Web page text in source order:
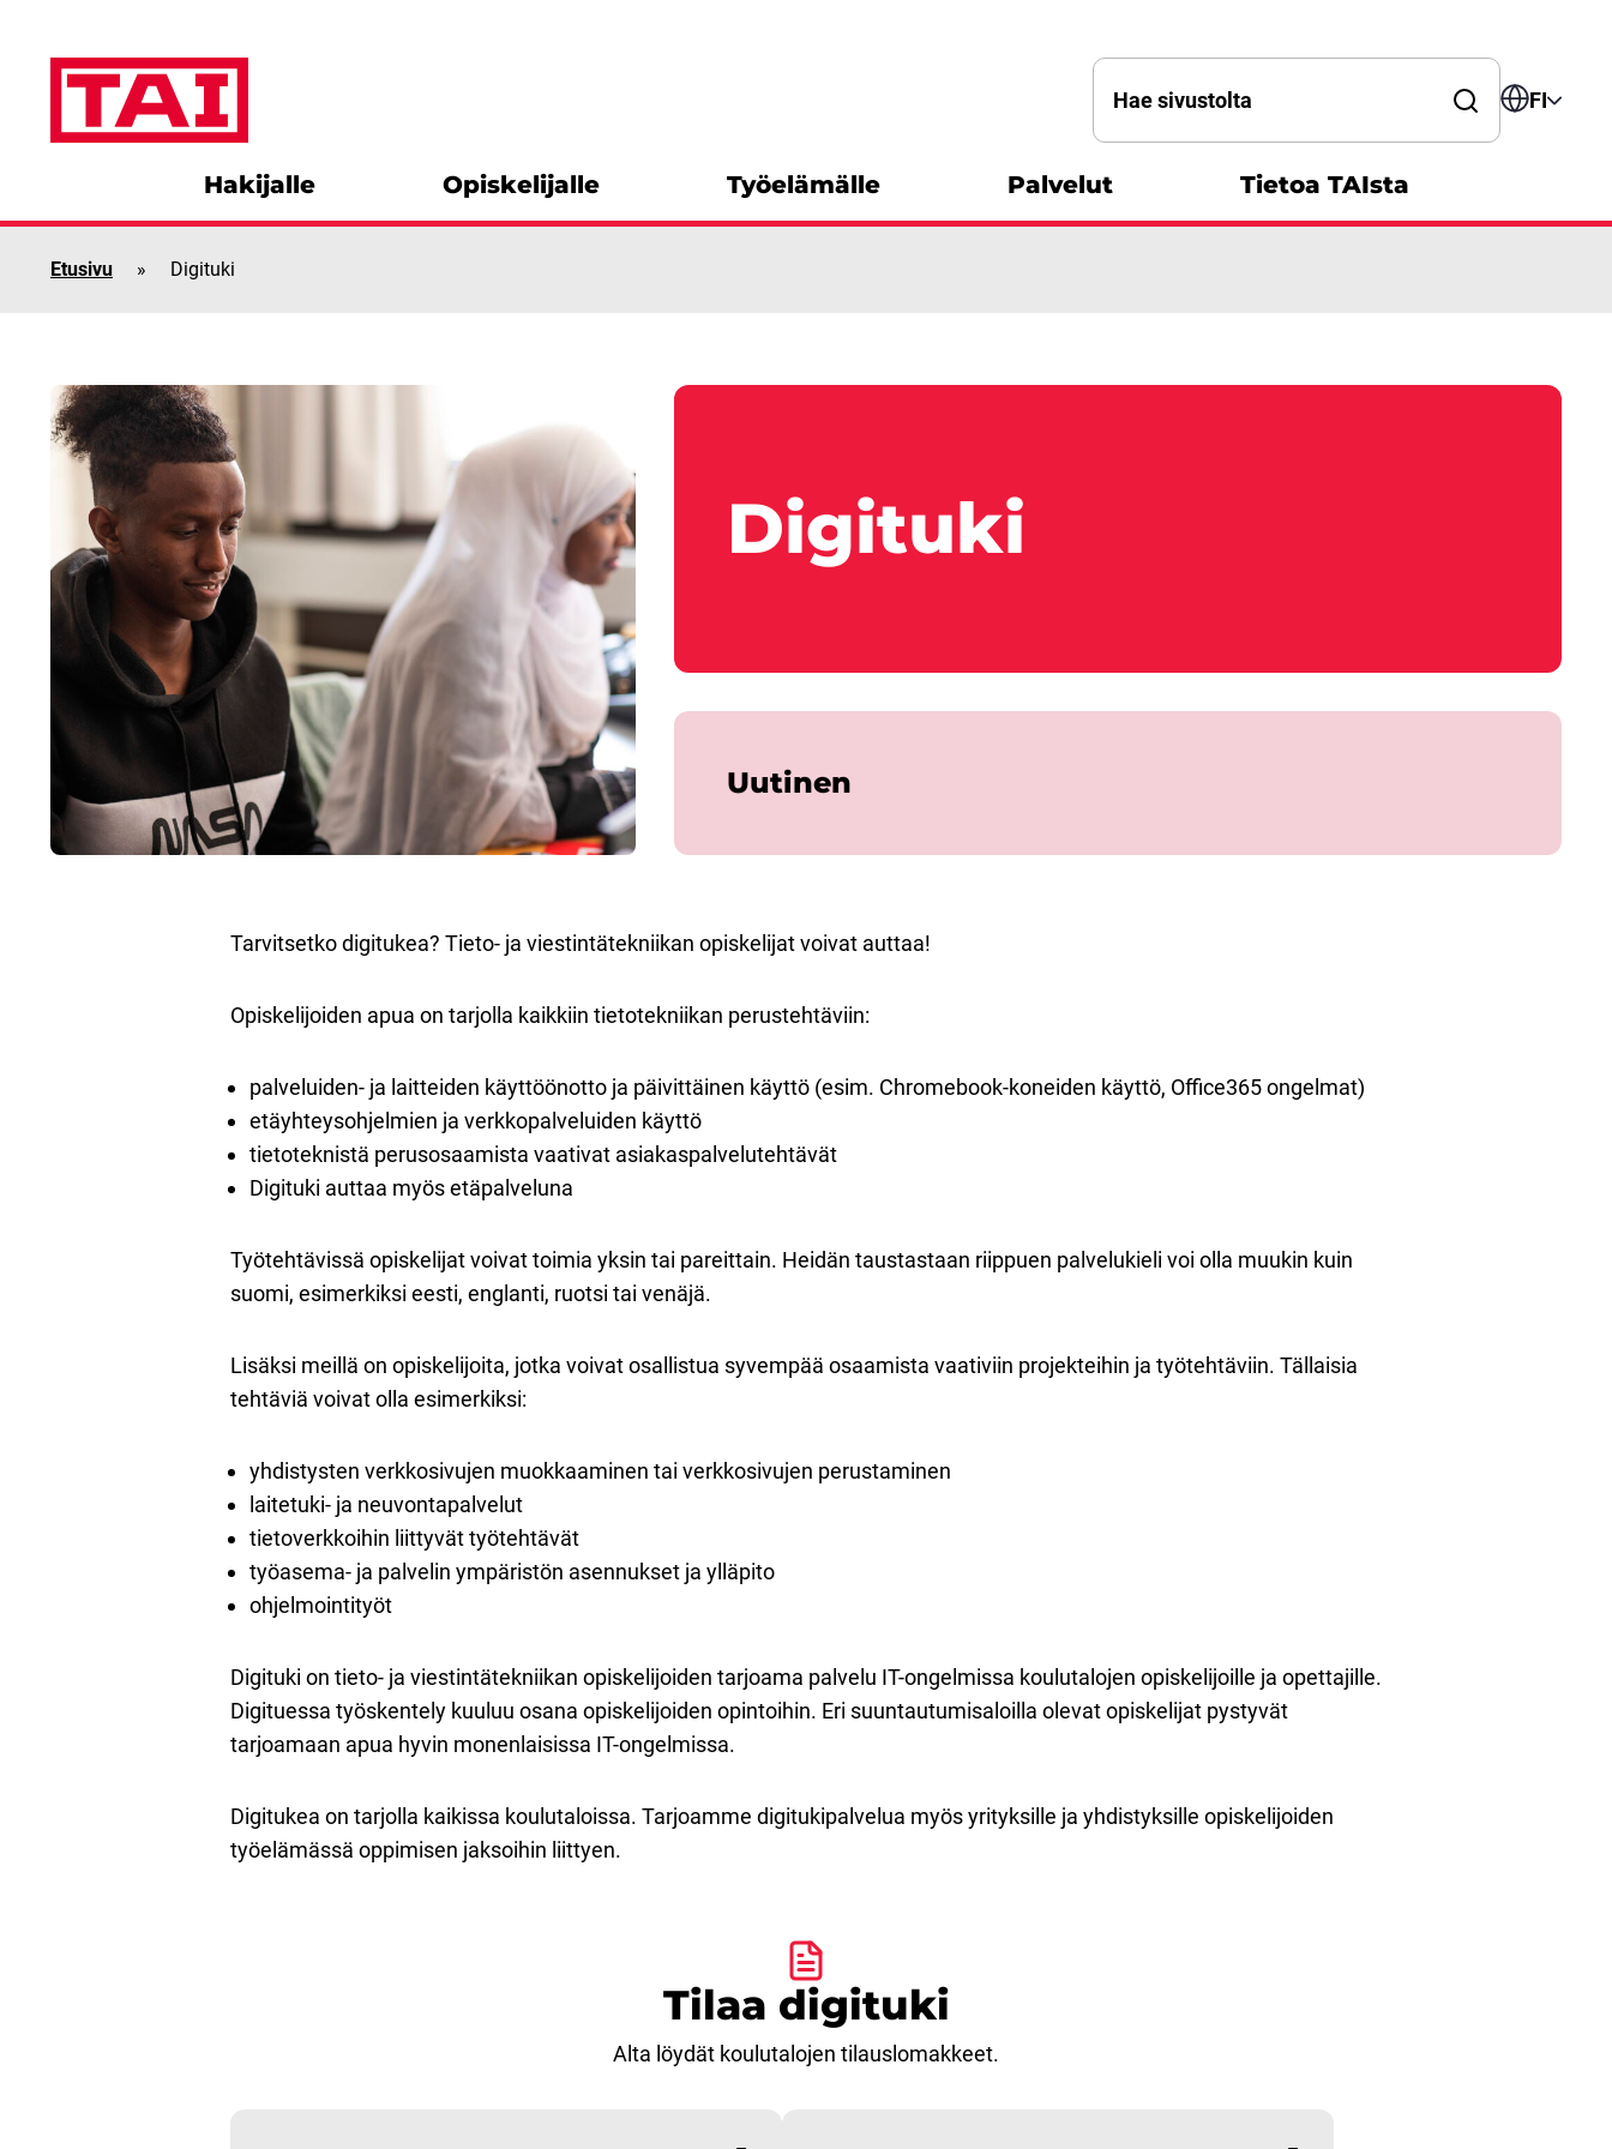
Hae sanalla
FI
Hakijalle Opiskelijalle Työelämälle Palvelut Tietoa TAIsta
Etusivu » Digituki
Digituki
Uutinen
Tarvitsetko digitukea? Tieto- ja viestintätekniikan opiskelijat voivat auttaa!
Opiskelijoiden apua on tarjolla kaikkiin tietotekniikan perustehtäviin:
palveluiden- ja laitteiden käyttöönotto ja päivittäinen käyttö (esim. Chromebook-koneiden käyttö, Office365 ongelmat)
etäyhteysohjelmien ja verkkopalveluiden käyttö
tietoteknistä perusosaamista vaativat asiakaspalvelutehtävät
Digituki auttaa myös etäpalveluna
Työtehtävissä opiskelijat voivat toimia yksin tai pareittain. Heidän taustastaan riippuen palvelukieli voi olla muukin kuin
suomi, esimerkiksi eesti, englanti, ruotsi tai venäjä.
Lisäksi meillä on opiskelijoita, jotka voivat osallistua syvempää osaamista vaativiin projekteihin ja työtehtäviin. Tällaisia
tehtäviä voivat olla esimerkiksi:
yhdistysten verkkosivujen muokkaaminen tai verkkosivujen perustaminen
laitetuki- ja neuvontapalvelut
tietoverkkoihin liittyvät työtehtävät
työasema- ja palvelin ympäristön asennukset ja ylläpito
ohjelmointityöt
Digituki on tieto- ja viestintätekniikan opiskelijoiden tarjoama palvelu IT-ongelmissa koulutalojen opiskelijoille ja opettajille.
Digituessa työskentely kuuluu osana opiskelijoiden opintoihin. Eri suuntautumisaloilla olevat opiskelijat pystyvät
tarjoamaan apua hyvin monenlaisissa IT-ongelmissa.
Digitukea on tarjolla kaikissa koulutaloissa. Tarjoamme digitukipalvelua myös yrityksille ja yhdistyksille opiskelijoiden
työelämässä oppimisen jaksoihin liittyen.
Tilaa digituki
Alta löydät koulutalojen tilauslomakkeet.